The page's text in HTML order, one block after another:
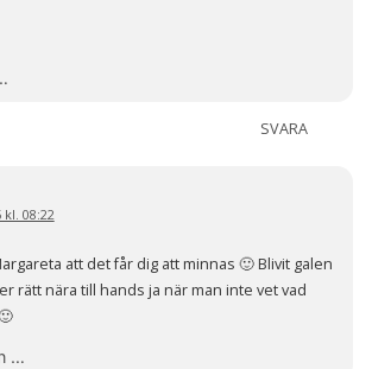
SVARA
08:22
att det får dig att minnas 🙂 Blivit galen
rätt nära till hands ja när man inte vet vad
…